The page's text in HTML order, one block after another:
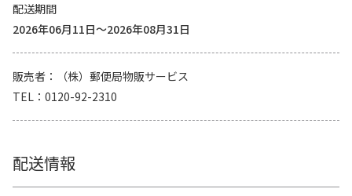
配送期間
2026年06月11日～2026年08月31日
販売者
（株）郵便局物販サービス
TEL
0120-92-2310
配送情報